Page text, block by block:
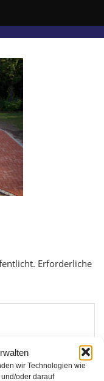
wir Technologien wie
oder darauf
Erforderliche